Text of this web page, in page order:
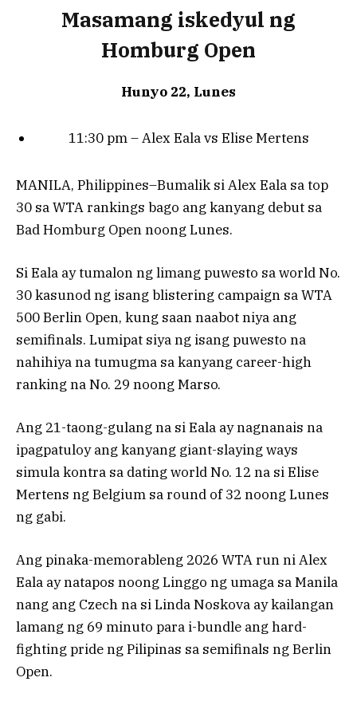
Masamang iskedyul ng
Homburg Open
Hunyo 22, Lunes
11:30 pm – Alex Eala vs Elise Mertens
MANILA, Philippines–Bumalik si Alex Eala sa top
30 sa WTA rankings bago ang kanyang debut sa
Bad Homburg Open noong Lunes.
Si Eala ay tumalon ng limang puwesto sa world No.
30 kasunod ng isang blistering campaign sa WTA
500 Berlin Open, kung saan naabot niya ang
semifinals. Lumipat siya ng isang puwesto na
nahihiya na tumugma sa kanyang career-high
ranking na No. 29 noong Marso.
Ang 21-taong-gulang na si Eala ay nagnanais na
ipagpatuloy ang kanyang giant-slaying ways
simula kontra sa dating world No. 12 na si Elise
Mertens ng Belgium sa round of 32 noong Lunes
ng gabi.
Ang pinaka-memorableng 2026 WTA run ni Alex
Eala ay natapos noong Linggo ng umaga sa Manila
nang ang Czech na si Linda Noskova ay kailangan
lamang ng 69 minuto para i-bundle ang hard-
fighting pride ng Pilipinas sa semifinals ng Berlin
Open.